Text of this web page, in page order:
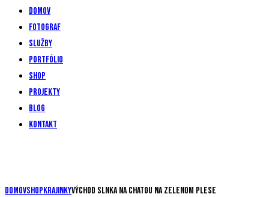
Domov
Fotograf
Služby
Portfólio
Shop
Projekty
Blog
Kontakt
DomovShopKrajinkyVýchod slnka na chatou na Zelenom plese